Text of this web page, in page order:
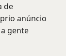
de
anúncio
gente